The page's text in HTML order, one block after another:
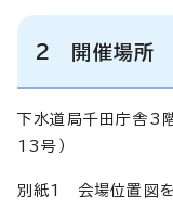
2 開催場所
下水道局千田庁舎3
13号）
別紙1 会場位置図を